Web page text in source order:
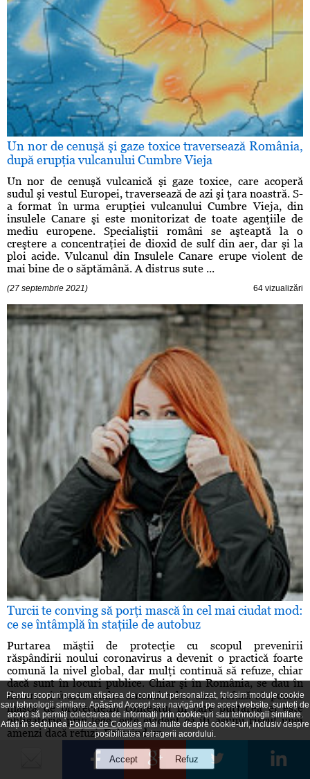
Un nor de cenuşă şi gaze toxice traversează România,
după erupţia vulcanului Cumbre Vieja
Un nor de cenuşă vulcanică şi gaze toxice, care acoperă
sudul şi vestul Europei, traversează de azi şi ţara noastră. S-
a format în urma erupţiei vulcanului Cumbre Vieja, din
insulele Canare şi este monitorizat de toate agenţiile de
mediu europene. Specialiştii români se aşteaptă la o
creştere a concentraţiei de dioxid de sulf din aer, dar şi la
ploi acide. Vulcanul din Insulele Canare erupe violent de
mai bine de o săptămână. A distrus sute ...
(27 septembrie 2021) 64 vizualizări
Turcii te conving să porţi mască în cel mai ciudat mod:
ce se întâmplă în staţiile de autobuz
Purtarea măştii de protecţie cu scopul prevenirii
răspândirii noului coronavirus a devenit o practică foarte
comună la nivel global, dar mulţi continuă să refuze, chiar
dacă sunt în locuri publice. Chiar şi în România, se dau în
fiecare zi foarte multe amenzi celor care refuză să poarte
mască de protecţie.În contextul în care purtarea ei este
obligatorie prin lege, este evident că îţi asumi riscul unei
amenzi dacă refuzi. Folosind un ...
127 vizualizări
Pentru scopuri precum afișarea de conținut personalizat, folosim module cookie
sau tehnologii similare. Apăsând Accept sau navigând pe acest website, sunteți de
acord să permiți colectarea de informații prin cookie-uri sau tehnologii similare.
Aflați în secțiuneaPolitica de Cookies mai multe despre cookie-uri, inclusiv despre
posibilitatea retragerii acordului.